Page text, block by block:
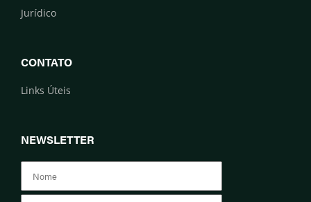
Jurídico
CONTATO
Links Úteis
NEWSLETTER